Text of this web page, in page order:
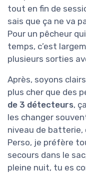
tout en fin de
sais que ça ne va
Pour un pêcheur
temps, c’est
plusieurs sorties
Après, soyons
plus cher que des
de 3 détecteurs,
les changer
niveau de batterie,
Perso, je préfère
secours dans le
pleine nuit, tu es